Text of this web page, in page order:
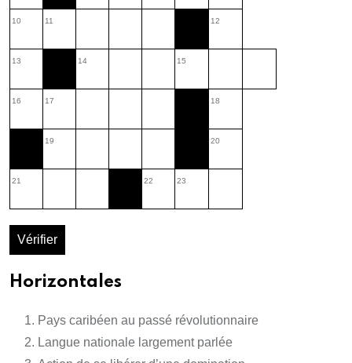
10 11 12
13 14 15
16 17 18
19 20
21 22 23
Vérifier
Horizontales
Pays caribéen au passé révolutionnaire
Langue nationale largement parlée